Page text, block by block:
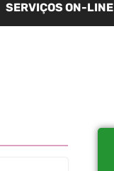
SERVIÇOS ON-LINE